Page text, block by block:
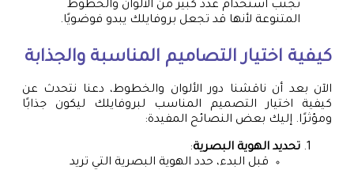
تجنب استخدام عدد كبير من الألوان والخطوط
المتنوعة لأنها قد تجعل بروفايلك يبدو فوضويًا.
كيفية اختيار التصاميم المناسبة والجذابة
الآن بعد أن ناقشنا دور الألوان والخطوط، دعنا نتحدث عن
كيفية اختيار التصميم المناسب لبروفايلك ليكون جذابًا
ومؤثرًا. إليك بعض النصائح المفيدة:
تحديد الهوية البصرية:
قبل البدء، حدد الهوية البصرية التي تريد